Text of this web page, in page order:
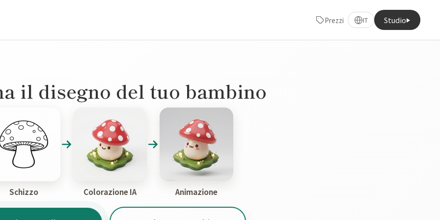
Prezzi IT Studio
il disegno del tuo bambino
Schizzo Colorazione IA Animazione